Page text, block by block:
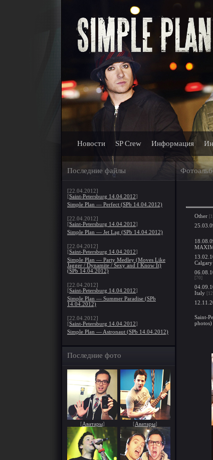
Новости SP Crew Информация
Последние файлы
[22.04.2012]
[Saint-Petersburg 14.04.2012]
Simple Plan — Perfect (SPb 14.04.2012)
[22.04.2012]
[Saint-Petersburg 14.04.2012]
Simple Plan — Jet Lag (SPb 14.04.2012)
[22.04.2012]
[Saint-Petersburg 14.04.2012]
Simple Plan — Party Medley (Moves Like
Jagger / Dynamite / Sexy and I Know It)
(SPb 14.04.2012)
[22.04.2012]
[Saint-Petersburg 14.04.2012]
Simple Plan — Summer Paradise (SPb
14.04.2012)
[22.04.2012]
[Saint-Petersburg 14.04.2012]
Simple Plan — Astronaut (SPb 14.04.2012)
Последние фото
[Аватары] [Аватары]
Other
Calgary
[70]
Italy
Saint-
photos)